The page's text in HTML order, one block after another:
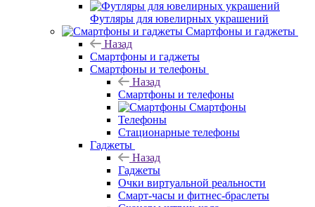
Футляры для ювелирных украшений
Смартфоны и гаджеты
Назад
Смартфоны и гаджеты
Смартфоны и телефоны
Назад
Смартфоны и телефоны
Смартфоны
Телефоны
Стационарные телефоны
Гаджеты
Назад
Гаджеты
Очки виртуальной реальности
Смарт-часы и фитнес-браслеты